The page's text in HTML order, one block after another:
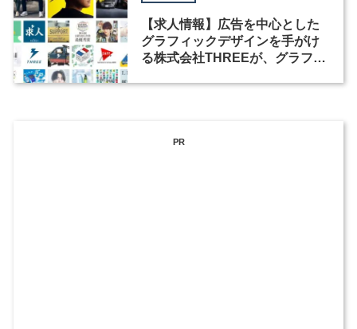
【求人情報】広告を中心とした
グラフィックデザインを手がけ
る株式会社THREEが、グラフィ
PR